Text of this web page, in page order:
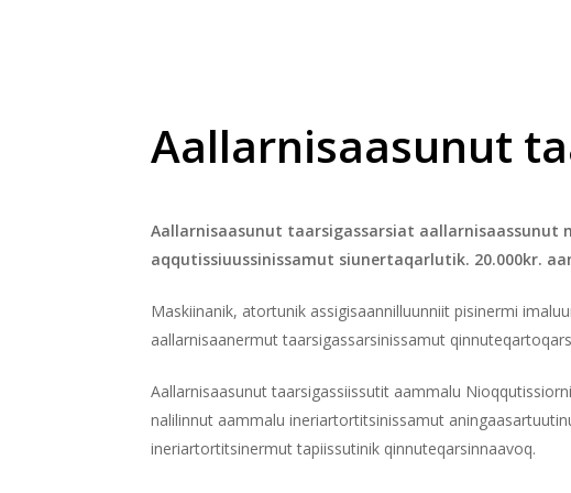
Hit enter to search or ESC to close
Aallarnisaasunut
Aallarnisaasunut taarsigassarsiat
aqqutissiuussinissamut siunertaqarlutik. 20.000kr.
Maskiinanik, atortunik assigisaannilluunniit pisinermi
aallarnisaanermut taarsigassarsinissamut
Aallarnisaasunut taarsigassiissutit aammalu
nalilinnut aammalu ineriartortitsinissamut
ineriartortitsinermut tapiissutinik qinnuteqarsinnaavoq.